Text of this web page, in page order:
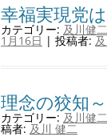
幸福実現党
カテゴリー: 及川健
1月16日 | 投稿者:
理念の狡知
カテゴリー: 及川健
稿者: 及川 健二